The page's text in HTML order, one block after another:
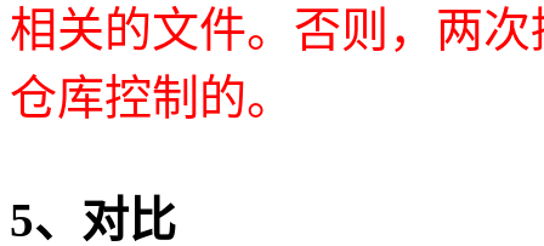
相关的文件。否则，两
仓库控制的。
5、对比